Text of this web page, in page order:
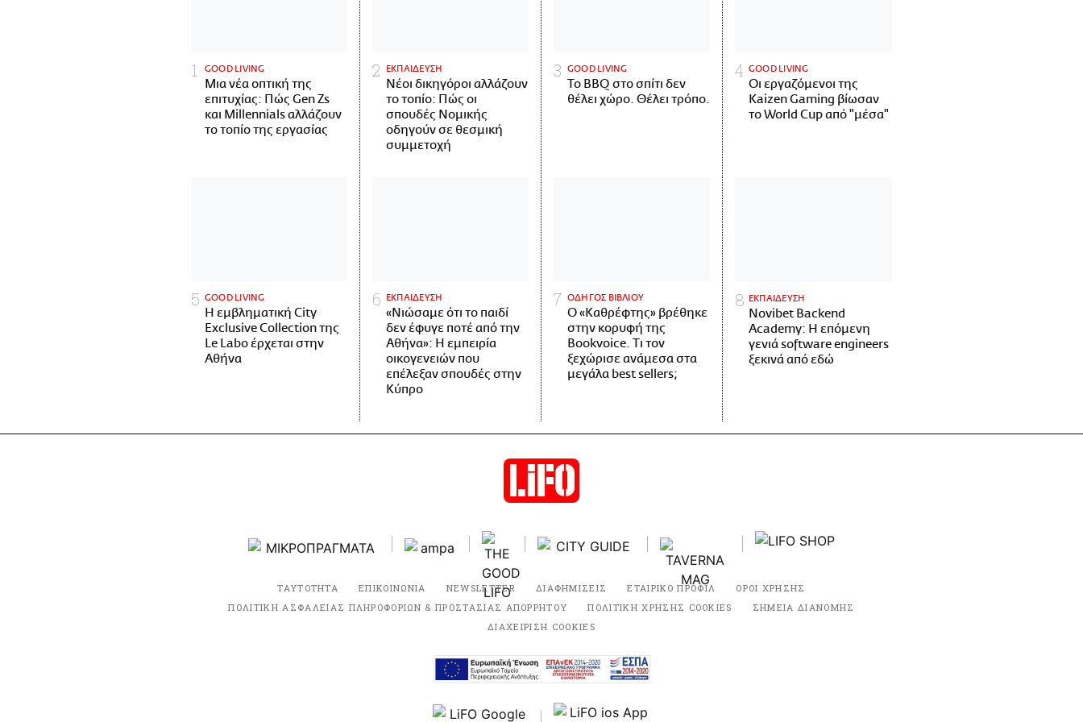
GOOD LIVING
Μια νέα οπτική της
επιτυχίας: Πώς Gen Zs
και Millennials αλλάζουν
το τοπίο της εργασίας
ΕΚΠΑΙΔΕΥΣΗ
Νέοι δικηγόροι αλλάζουν
το τοπίο: Πώς οι
σπουδές Νομικής
οδηγούν σε θεσμική
συμμετοχή
GOOD LIVING
Το BBQ στο σπίτι δεν
θέλει χώρο. Θέλει τρόπο.
GOOD LIVING
Οι εργαζόμενοι της
Kaizen Gaming βίωσαν
το World Cup από "μέσα"
GOOD LIVING
Η εμβληματική City
Exclusive Collection της
Le Labo έρχεται στην
Αθήνα
ΕΚΠΑΙΔΕΥΣΗ
«Νιώσαμε ότι το παιδί
δεν έφυγε ποτέ από την
Αθήνα»: Η εμπειρία
οικογενειών που
επέλεξαν σπουδές στην
Κύπρο
ΟΔΗΓΟΣ ΒΙΒΛΙΟΥ
Ο «Καθρέφτης» βρέθηκε
στην κορυφή της
Bookvoice. Τι τον
ξεχώρισε ανάμεσα στα
μεγάλα best sellers;
ΕΚΠΑΙΔΕΥΣΗ
Novibet Backend
Academy: Η επόμενη
γενιά software engineers
ξεκινά από εδώ
ΤΑΥΤΟΤΗΤΑ ΕΠΙΚΟΙΝΩΝΙΑ NEWSLETTER ΔΙΑΦΗΜΙΣΕΙΣ ΕΤΑΙΡΙΚΟ ΠΡΟΦΙΛ
ΟΡΟΙ ΧΡΗΣΗΣ
ΠΟΛΙΤΙΚΗ ΑΣΦΑΛΕΙΑΣ ΠΛΗΡΟΦΟΡΙΩΝ & ΠΡΟΣΤΑΣΙΑΣ ΑΠΟΡΡΗΤΟΥ
ΠΟΛΙΤΙΚΗ ΧΡΗΣΗΣ COOKIES
ΣΗΜΕΙΑ ΔΙΑΝΟΜΗΣ
ΔΙΑΧΕΙΡΙΣΗ COOKIES